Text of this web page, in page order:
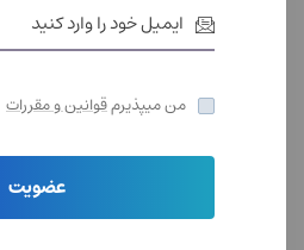
من میپذیرمقوانین و مقررات
عضویت